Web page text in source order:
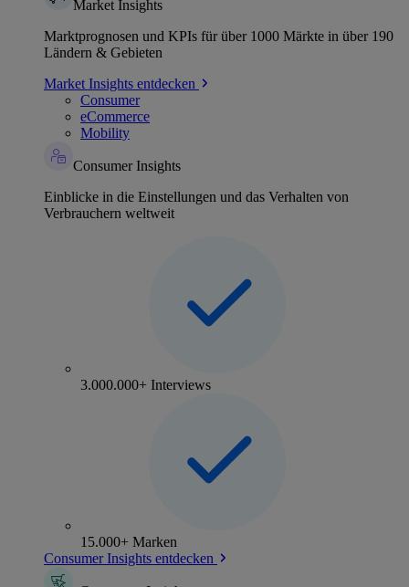
Market Insights
Marktprognosen und KPIs für über 1000 Märkte in über 190
Ländern & Gebieten
Market Insights entdecken
Consumer
eCommerce
Mobility
Consumer Insights
Einblicke in die Einstellungen und das Verhalten von
Verbrauchern weltweit
3.000.000+ Interviews
15.000+ Marken
Consumer Insights entdecken